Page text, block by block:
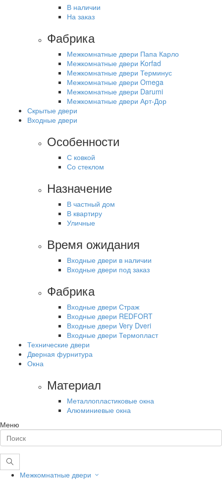
В наличии
На заказ
Фабрика
Межкомнатные двери Папа Карло
Межкомнатные двери Korfad
Межкомнатные двери Терминус
Межкомнатные двери Omega
Межкомнатные двери Darumi
Межкомнатные двери Арт-Дор
Скрытые двери
Входные двери
Особенности
С ковкой
Со стеклом
Назначение
В частный дом
В квартиру
Уличные
Время ожидания
Входные двери в наличии
Входные двери под заказ
Фабрика
Входные двери Страж
Входные двери REDFORT
Входные двери Very Dveri
Входные двери Термопласт
Технические двери
Дверная фурнитура
Окна
Материал
Металлопластиковые окна
Алюминиевые окна
Меню
Межкомнатные двери